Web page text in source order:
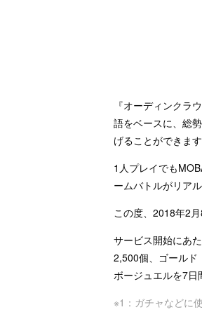
『オーディンクラ
語をベースに、総
げることができます
1人プレイでも
ームバトルがリア
この度、2018年2
サービス開始にあ
2,500個、ゴールド
ボージュエルを7日
※1：ガチャなどに